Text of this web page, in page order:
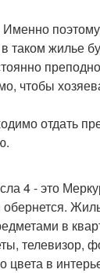
Именно
жилье
чтобы
отдать
4 - это
в
телевизор,
цвета в